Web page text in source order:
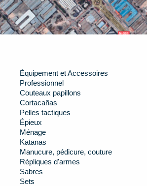
Équipement et Accessoires
Professionnel
Couteaux papillons
Cortacañas
Pelles tactiques
Épieux
Ménage
Katanas
Manucure, pédicure, couture
Répliques d'armes
Sabres
Sets